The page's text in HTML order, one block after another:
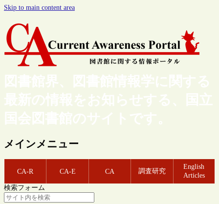
Skip to main content area
図書館界、図書館情報学に関する
最新の情報をお知らせする、国立
国会図書館のサイトです。
メインメニュー
CA-R CA-E CA 調査研究
English
Articles
検索フォーム